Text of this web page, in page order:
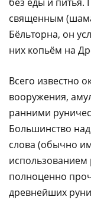
священным
Бёльторна, он
них копьём на
Всего известно
вооружения,
ранними
Большинство
слова (обычно
использованием
полноценно
древнейших